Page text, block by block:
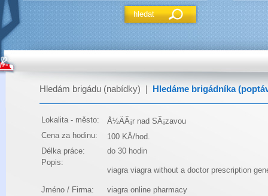
Hledám brigádu (nabídky) Hledáme brigádníka
Lokalita - město:
Å½ÄÃ¡r nad SÃ¡zavou
Cena za hodinu:
100 KÄ/hod.
Délka práce:
do 30 hodin
Popis:
viagra viagra without a doctor prescription
Jméno / Firma:
viagra online pharmacy